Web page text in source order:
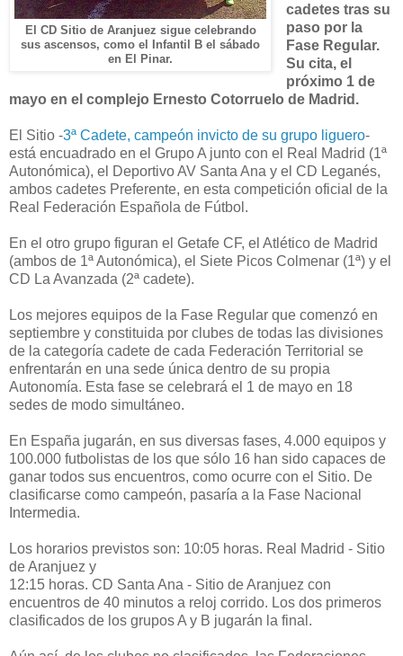
El CD Sitio de Aranjuez sigue celebrando
sus ascensos, como el Infantil B el sábado
en El Pinar.
cadetes tras su
paso por la
Fase Regular.
Su cita, el
próximo 1 de
mayo en el complejo Ernesto Cotorruelo de Madrid.
El Sitio -3ª Cadete, campeón invicto de su grupo liguero-
está encuadrado en el Grupo A junto con el Real Madrid (1ª
Autonómica), el Deportivo AV Santa Ana y el CD Leganés,
ambos cadetes Preferente, en esta competición oficial de la
Real Federación Española de Fútbol.
En el otro grupo figuran el Getafe CF, el Atlético de Madrid
(ambos de 1ª Autonómica), el Siete Picos Colmenar (1ª) y el
CD La Avanzada (2ª cadete).
Los mejores equipos de la Fase Regular que comenzó en
septiembre y constituida por clubes de todas las divisiones
de la categoría cadete de cada Federación Territorial se
enfrentarán en una sede única dentro de su propia
Autonomía. Esta fase se celebrará el 1 de mayo en 18
sedes de modo simultáneo.
En España jugarán, en sus diversas fases, 4.000 equipos y
100.000 futbolistas de los que sólo 16 han sido capaces de
ganar todos sus encuentros, como ocurre con el Sitio. De
clasificarse como campeón, pasaría a la Fase Nacional
Intermedia.
Los horarios previstos son: 10:05 horas. Real Madrid - Sitio
de Aranjuez y
12:15 horas. CD Santa Ana - Sitio de Aranjuez con
encuentros de 40 minutos a reloj corrido. Los dos primeros
clasificados de los grupos A y B jugarán la final.